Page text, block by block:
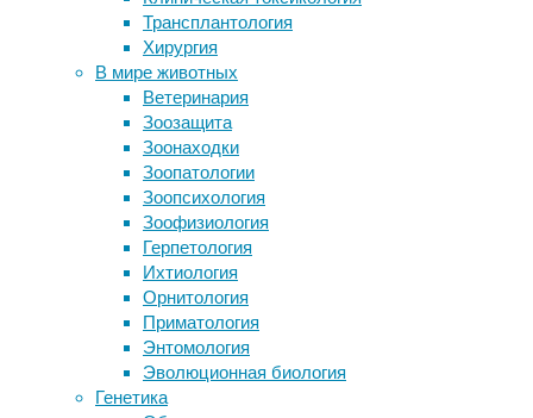
Трансплантология
Хирургия
В мире животных
Ветеринария
Зоозащита
Зоонаходки
Зоопатологии
Зоопсихология
Зоофизиология
Герпетология
Ихтиология
Орнитология
Приматология
Энтомология
Эволюционная биология
Генетика
25/01/2024,
13:22
25/01/2024
абиогенез,
биология,
геохимия,
палеонтология,
фотосинтез,
эволюция,
экология
Новое
исследование
образцов
горных
пород
из
заболеваний по фотографии
Говорят, все болезни от нервов…
Ученые объяснили, как травмы
головы могут запускать болезнь
Альцгеймера через вирус герпеса
Житель Колорадо встретил в гараже
вымирающего американского хорька
Вирусы для развития
Следите за новостями